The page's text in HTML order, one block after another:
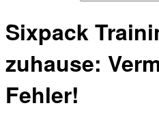
Sixpack
zuhause:
Fehler!